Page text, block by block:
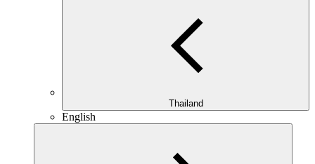
Thailand
English